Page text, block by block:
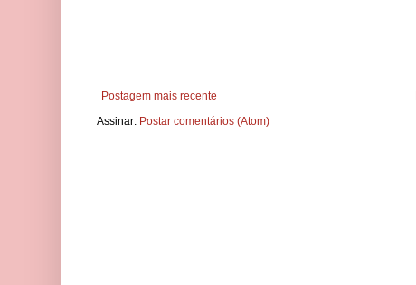
Postagem mais recente
Assinar: Postar comentários (Atom)